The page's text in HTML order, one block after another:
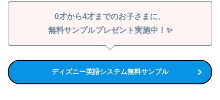
0才から4才までのお子さまに、
無料サンプルプレゼント実施中！✨
ディズニー英語システム無料サンプル